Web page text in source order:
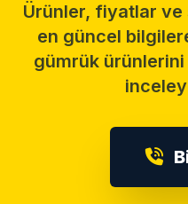
Ürünler, fiyatlar ve
en güncel
gümrük ürünlerini